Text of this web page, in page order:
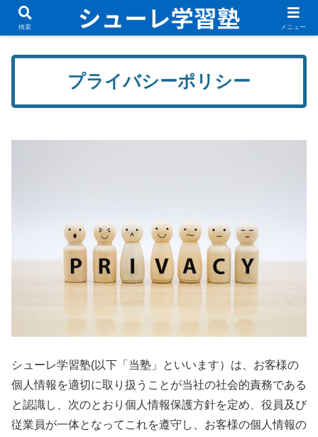
無料体験講座実施中！新規入塾生募集中です！
プライバシーポリシー
シューレ学習塾(以下「当塾」といいます）は、お客様の
個人情報を適切に取り扱うことが当社の社会的責務である
と認識し、次のとおり個人情報保護方針を定め、役員及び
従業員が一体となってこれを遵守し、お客様の個人情報の
検索 メニュー